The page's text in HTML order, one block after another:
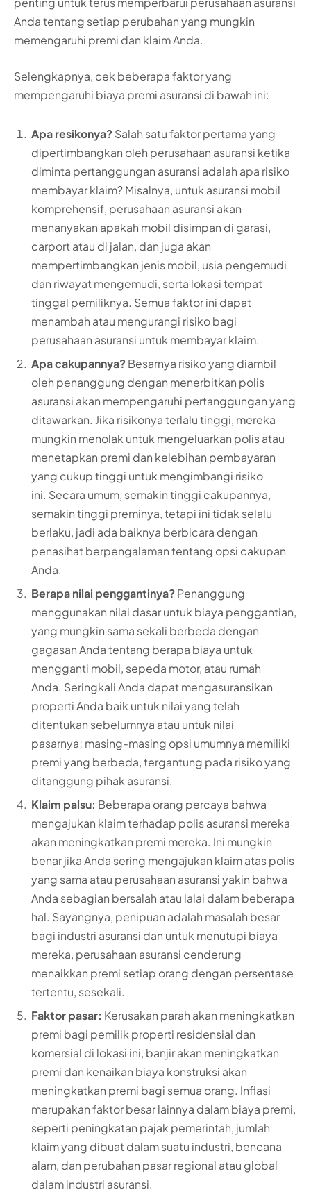
Anda tentang setiap perubahan yang mungkin
memengaruhi premi dan klaim Anda.
Selengkapnya, cek beberapa faktor yang
mempengaruhi biaya premi asuransi di bawah ini:
Apa resikonya?Salah satu faktor pertama yang
dipertimbangkan oleh perusahaan asuransi ketika
diminta pertanggungan asuransi adalah apa risiko
membayar klaim? Misalnya, untuk asuransi mobil
komprehensif, perusahaan asuransi akan
menanyakan apakah mobil disimpan di garasi,
carport atau di jalan, dan juga akan
mempertimbangkan jenis mobil, usia pengemudi
dan riwayat mengemudi, serta lokasi tempat
tinggal pemiliknya. Semua faktor ini dapat
menambah atau mengurangi risiko bagi
perusahaan asuransi untuk membayar klaim.
Apa cakupannya?Besarnya risiko yang diambil
oleh penanggung dengan menerbitkan polis
asuransi akan mempengaruhi pertanggungan yang
ditawarkan. Jika risikonya terlalu tinggi, mereka
mungkin menolak untuk mengeluarkan polis atau
menetapkan premi dan kelebihan pembayaran
yang cukup tinggi untuk mengimbangi risiko
ini. Secara umum, semakin tinggi cakupannya,
semakin tinggi preminya, tetapi ini tidak selalu
berlaku, jadi ada baiknya berbicara dengan
penasihat berpengalaman tentang opsi cakupan
Anda.
Berapa nilai penggantinya?Penanggung
menggunakan nilai dasar untuk biaya penggantian,
yang mungkin sama sekali berbeda dengan
gagasan Anda tentang berapa biaya untuk
mengganti mobil, sepeda motor, atau rumah
Anda. Seringkali Anda dapat mengasuransikan
properti Anda baik untuk nilai yang telah
ditentukan sebelumnya atau untuk nilai
pasarnya; masing-masing opsi umumnya memiliki
premi yang berbeda, tergantung pada risiko yang
ditanggung pihak asuransi.
Klaim palsu: Beberapa orang percaya bahwa
mengajukan klaim terhadap polis asuransi mereka
akan meningkatkan premi mereka. Ini mungkin
benar jika Anda sering mengajukan klaim atas polis
yang sama atau perusahaan asuransi yakin bahwa
Anda sebagian bersalah atau lalai dalam beberapa
hal. Sayangnya, penipuan adalah masalah besar
bagi industri asuransi dan untuk menutupi biaya
mereka, perusahaan asuransi cenderung
menaikkan premi setiap orang dengan persentase
tertentu, sesekali.
Faktor pasar: Kerusakan parah akan meningkatkan
premi bagi pemilik properti residensial dan
komersial di lokasi ini, banjir akan meningkatkan
premi dan kenaikan biaya konstruksi akan
meningkatkan premi bagi semua orang. Inflasi
merupakan faktor besar lainnya dalam biaya premi,
seperti peningkatan pajak pemerintah, jumlah
klaim yang dibuat dalam suatu industri, bencana
alam, dan perubahan pasar regional atau global
dalam industri asuransi.